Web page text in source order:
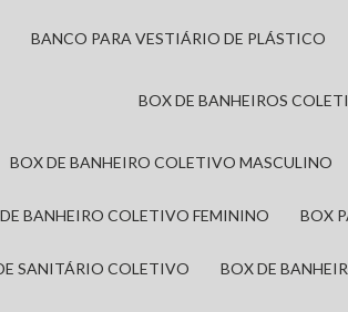
BANCO PARA VESTIÁRIO DE PLÁSTICO
BOX DE BANHEIROS
BOX DE BANHEIRO COLETIVO MASCULINO
DE BANHEIRO COLETIVO FEMININO BOX
DE SANITÁRIO COLETIVO BOX DE